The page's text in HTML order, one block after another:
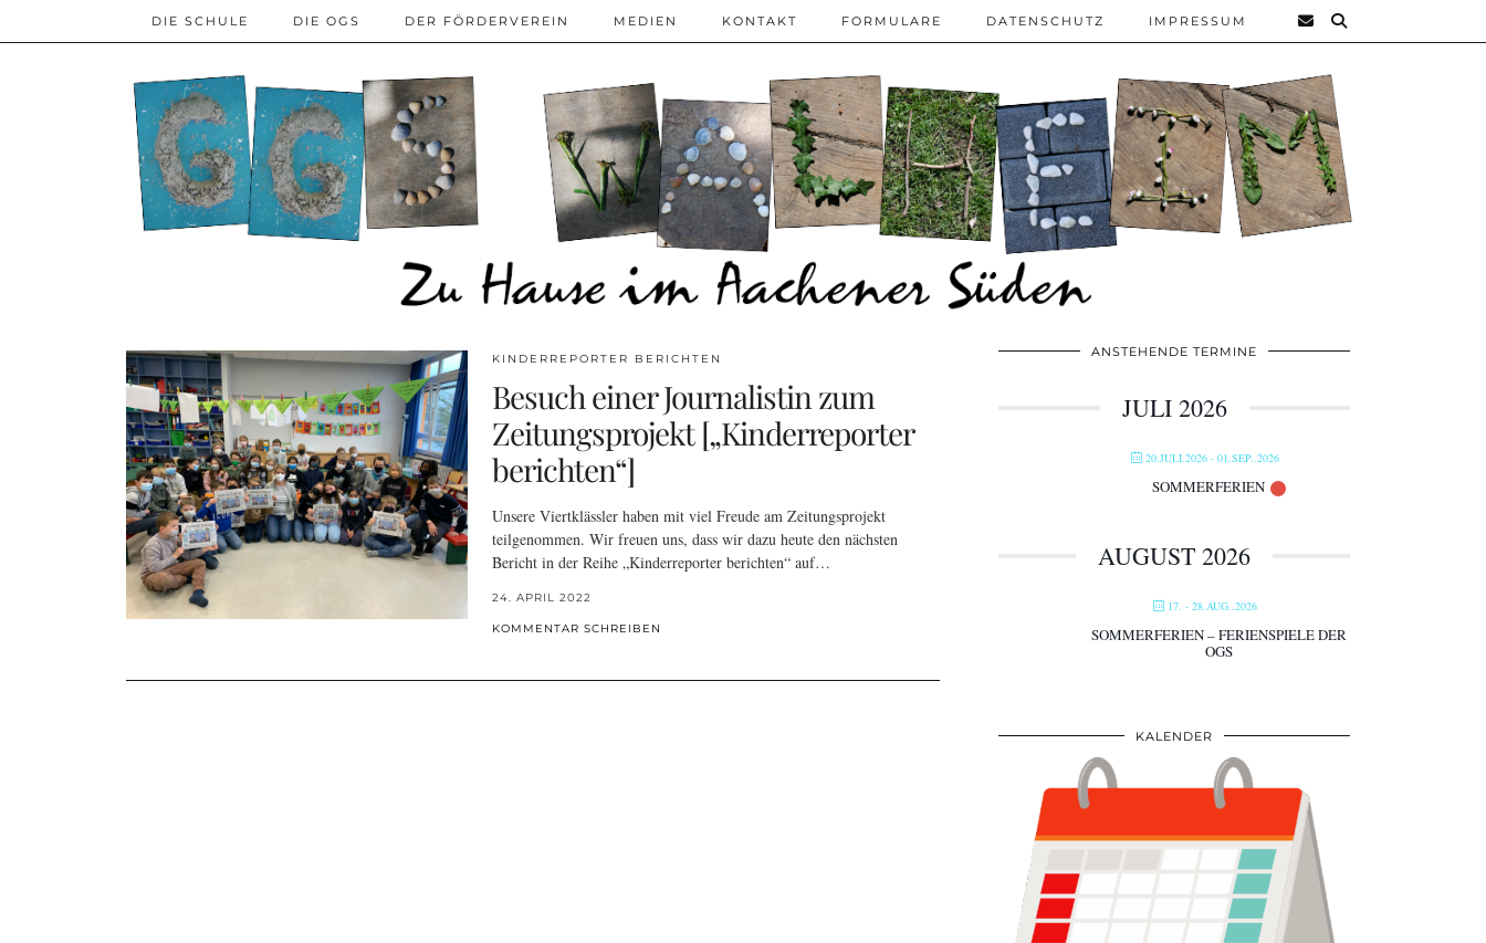
DIE SCHULE DIE OGS DER FÖRDERVEREIN MEDIEN KONTAKT FORMULARE DATENSCHUTZ IMPRESSUM
KINDERREPORTER BERICHTEN
Besuch einer Journalistin zum
Zeitungsprojekt [„Kinderreporter
berichten“]
Unsere Viertklässler haben mit viel Freude am Zeitungsprojekt
teilgenommen. Wir freuen uns, dass wir dazu heute den nächsten
Bericht in der Reihe „Kinderreporter berichten“ auf…
24. APRIL 2022
KOMMENTAR SCHREIBEN
ANSTEHENDE TERMINE
JULI 2026
20.JULI.2026 - 01.SEP..2026
SOMMERFERIEN
AUGUST 2026
17. - 28.AUG..2026
SOMMERFERIEN – FERIENSPIELE DER
OGS
KALENDER